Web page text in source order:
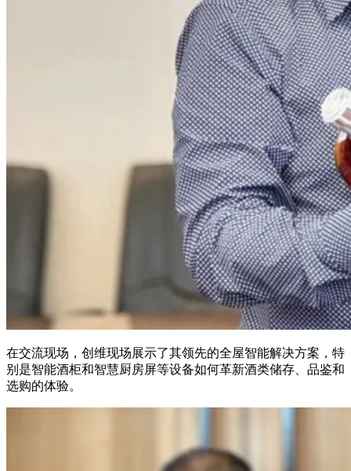
在交流现场，创维现场展示了其领先的全屋智能解决方案，特
别是智能酒柜和智慧厨房屏等设备如何革新酒类储存、品鉴和
选购的体验。